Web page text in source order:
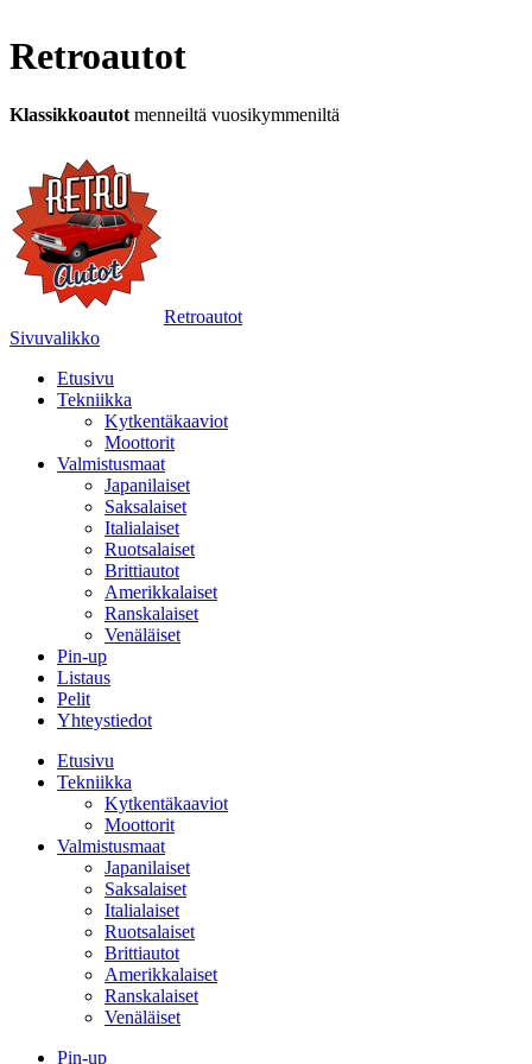
Retroautot
Klassikkoautot menneiltä vuosikymmeniltä
Retroautot
Sivuvalikko
Etusivu
Tekniikka
Kytkentäkaaviot
Moottorit
Valmistusmaat
Japanilaiset
Saksalaiset
Italialaiset
Ruotsalaiset
Brittiautot
Amerikkalaiset
Ranskalaiset
Venäläiset
Pin-up
Listaus
Pelit
Yhteystiedot
Etusivu
Tekniikka
Kytkentäkaaviot
Moottorit
Valmistusmaat
Japanilaiset
Saksalaiset
Italialaiset
Ruotsalaiset
Brittiautot
Amerikkalaiset
Ranskalaiset
Venäläiset
Pin-up